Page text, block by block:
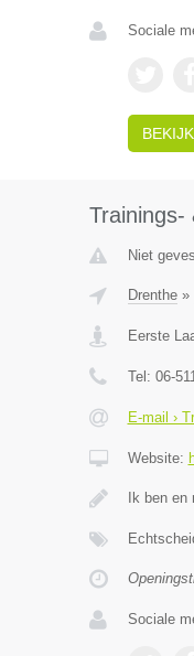
Sociale
Trainings-
Niet
Drenthe»
Eerste
Tel: 06-
E-mail ›
Website:
Ik ben
Sociale